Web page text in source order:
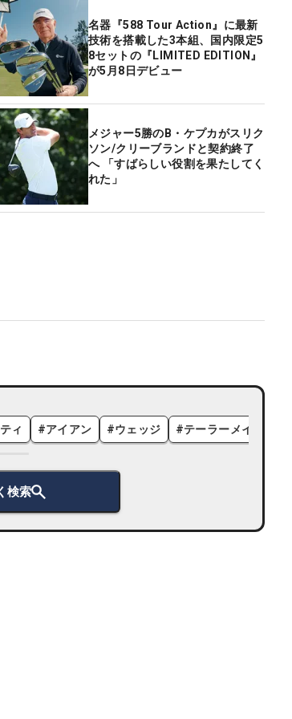
名器『588 Tour Action』に最新
技術を搭載した3本組、国内限定5
8セットの『LIMITED EDITION』
が5月8日デビュー
メジャー5勝のB・ケプカがスリク
ソン/クリーブランドと契約終了
へ 「すばらしい役割を果たしてく
れた」
ィ #アイアン #ウェッジ #テーラーメイド
検索